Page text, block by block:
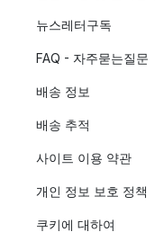
뉴스레터구독
FAQ - 자주묻는질문
배송 정보
배송 추적
사이트 이용 약관
개인 정보 보호 정책
쿠키에 대하여